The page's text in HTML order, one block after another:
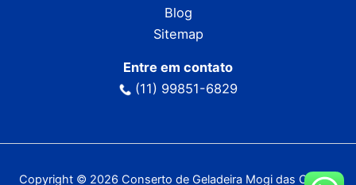
Blog
Sitemap
Entre em contato
(11) 99851-6829
Copyright © 2026 Conserto de Geladeira Mogi das Cruzes